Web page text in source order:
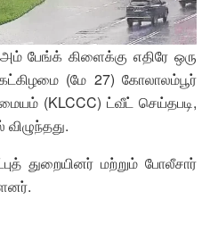
பேங்க் கிளைக்கு எதிரே ஒரு
(மே 27) கோலாலம்பூர்
(KLCCC) ட்வீட் செய்தபடி,
துறையினர் மற்றும் போலீசார்